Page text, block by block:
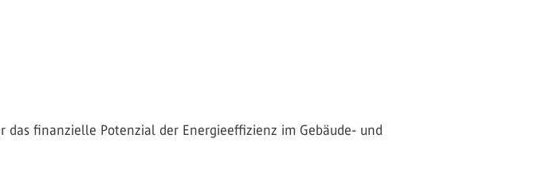
finanzielle Potenzial der Energieeffizienz im Gebäude- und